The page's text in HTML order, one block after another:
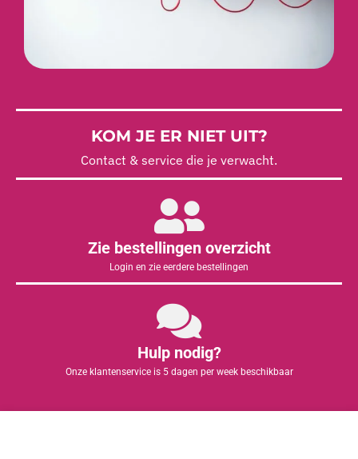
KOM JE ER NIET UIT?
Contact & service die je verwacht.
Zie bestellingen overzicht
Login en zie eerdere bestellingen
Hulp nodig?
Onze klantenservice is 5 dagen per week beschikbaar